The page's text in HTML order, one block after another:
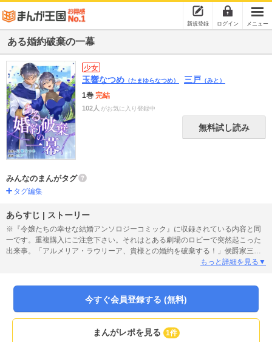
新規登録 ログイン メニュー
ある婚約破棄の一幕
少女
玉響なつめ （たまゆらなつめ） 三戸 （みと）
1巻 完結
102人 がお気に入り登録中
無料試し読み
みんなのまんがタグ
タグ編集
あらすじ | ストーリー
※『令嬢たちの幸せな結婚アンソロジーコミック』に収録されている内容と同
一です。重複購入にご注意下さい。それはとある劇場のロビーで突然起こった
出来事。「アルメリア・ラウリーア、貴様との婚約を破棄する！」侯爵家三男
のレオネルが、麗しの辺境伯令嬢アルメリアへ高らかに宣言し、ロビーにいた
もっと詳細を見る▼
今すぐ会員登録する (無料)
まんがレポを見る 1件